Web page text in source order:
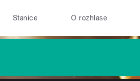
Stanice O rozhlase